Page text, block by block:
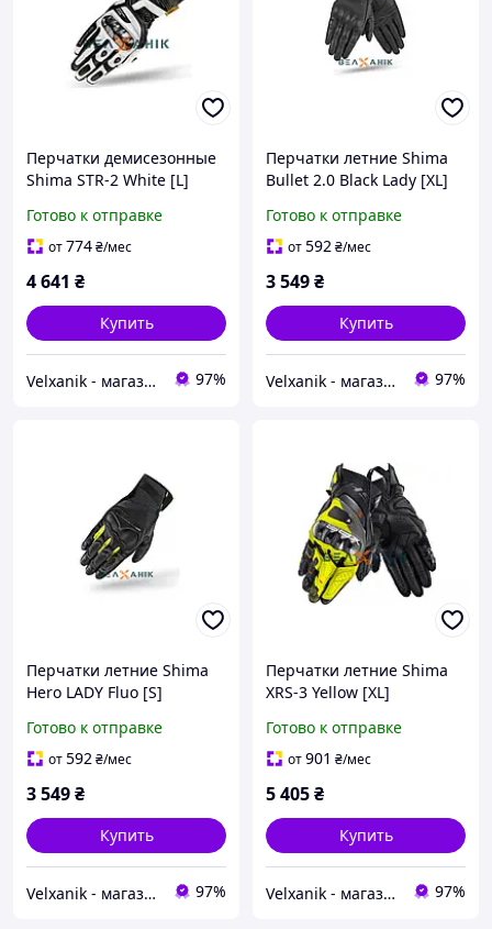
Перчатки демисезонные
Shima STR-2 White [L]
Готово к отправке
от774₴/мес
4 641 ₴
Купить
Velxanik - магазин мототехники, велотоваров, с/х техники, аксессуаров и запчастей 97%
Перчатки летние Shima
Bullet 2.0 Black Lady [XL]
Готово к отправке
от592₴/мес
3 549₴
Купить
Velxanik - магазин мототехники, велотоваров, с/х техники, аксессуаров и запчастей 97%
Перчатки летние Shima
Hero LADY Fluo [S]
Готово к отправке
от592₴/мес
3 549₴
Купить
Velxanik - магазин мототехники, велотоваров, с/х техники, аксессуаров и запчастей 97%
Перчатки летние Shima
XRS-3 Yellow [XL]
Готово к отправке
от901 ₴/мес
5 405₴
Купить
Velxanik - магазин мототехники, велотоваров, с/х техники, аксессуаров и запчастей 97%